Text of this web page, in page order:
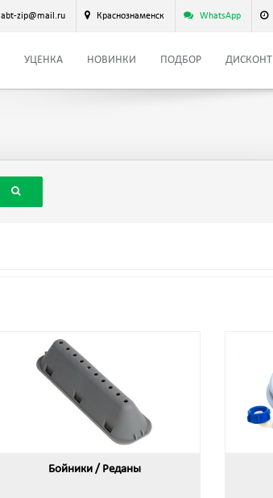
abt-zip@mail.ru Краснознаменск WhatsApp
УЦЕНКА НОВИНКИ ПОДБОР ДИСКОНТ
Бойники / Реданы